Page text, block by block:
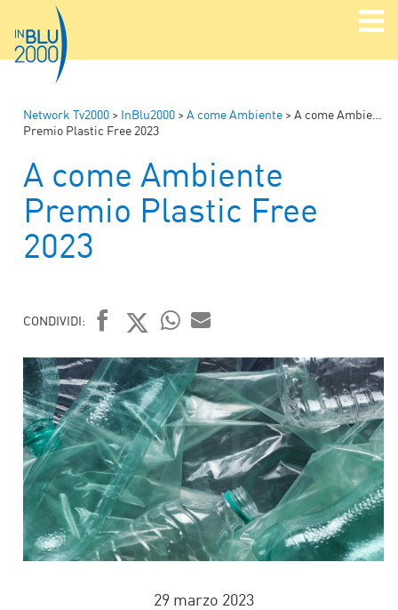
Network Tv2000 > InBlu2000 > A come Ambiente > A come Ambiente
Premio Plastic Free 2023
A come Ambiente
Premio Plastic Free
2023
CONDIVIDI:
FACEBOOK
TWITTER
WHATSAPP
MAIL
29 marzo 2023